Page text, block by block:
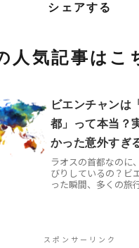
シェアする
人気記事はこ
ビエンチャンは
都」って本当？
かった意外すぎ
穴
ラオスの首都なのに
びりしているの？ビ
った瞬間、多くの旅
スポンサーリンク